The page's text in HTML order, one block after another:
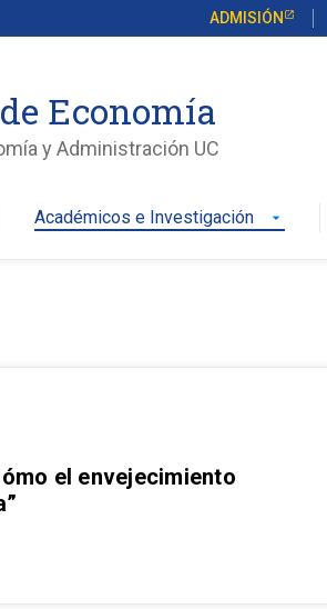
ADMISIÓN
Economía
y Administración UC
Académicos e Investigación arrow_drop_down
el envejecimiento